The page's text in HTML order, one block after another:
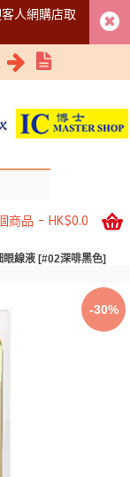
人網購店取
商品 - HK$0.0
眼線液 [#02深啡黑色]
-30%